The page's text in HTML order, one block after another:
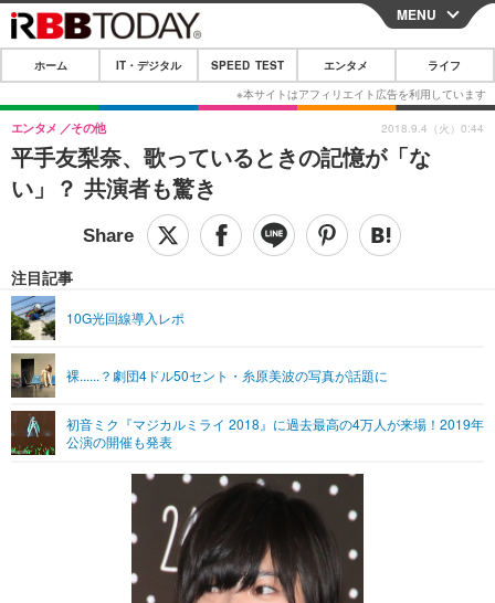
CLOSE
ホーム
IT・デジタル
IT・デジタルTOP スマートフォン
ショッピング その他
SPEED TEST
エンタメTOP 映画・ドラマ
グラビア ブログ
ショッピング その他
ライフTOP
リリース一覧
プッシュ通知の停止方法
MENU
ホーム IT・デジタル SPEED TEST エンタメ ライフ
平手友梨奈、歌っているときの記憶が「な
い」？ 共演者も驚き
エンタメ その他
注目記事
10G光回線導入レポ
裸......？劇団4ドル50セント・糸原美波の写真が話題に
初音ミク『マジカルミライ 2018』に過去最高の4万人が来場！2019年
公演の開催も発表
2018.9.4（火）0:44